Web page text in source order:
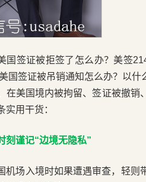
国签证被拒签了怎么办？美签
国签证被吊销通知怎么办？以
在美国境内被拘留、签证被撤销
实用干货：
刻谨记“边境无隐私”
机场入境时如果遭遇审查，轻则